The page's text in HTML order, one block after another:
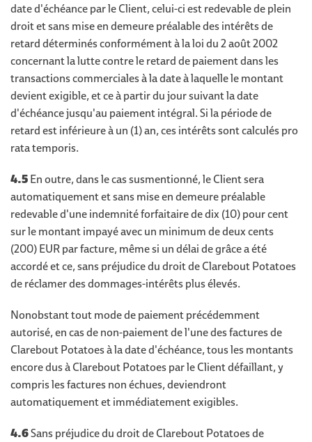
date d'échéance par le Client, celui-ci est redevable de plein
droit et sans mise en demeure préalable des intérêts de
retard déterminés conformément à la loi du 2 août 2002
concernant la lutte contre le retard de paiement dans les
transactions commerciales à la date à laquelle le montant
devient exigible, et ce à partir du jour suivant la date
d'échéance jusqu'au paiement intégral. Si la période de
retard est inférieure à un (1) an, ces intérêts sont calculés pro
rata temporis.
4.5En outre, dans le cas susmentionné, le Client sera
automatiquement et sans mise en demeure préalable
redevable d'une indemnité forfaitaire de dix (10) pour cent
sur le montant impayé avec un minimum de deux cents
(200) EUR par facture, même si un délai de grâce a été
accordé et ce, sans préjudice du droit de Clarebout Potatoes
de réclamer des dommages-intérêts plus élevés.
Nonobstant tout mode de paiement précédemment
autorisé, en cas de non-paiement de l'une des factures de
Clarebout Potatoes à la date d'échéance, tous les montants
encore dus à Clarebout Potatoes par le Client défaillant, y
compris les factures non échues, deviendront
automatiquement et immédiatement exigibles.
4.6Sans préjudice du droit de Clarebout Potatoes de